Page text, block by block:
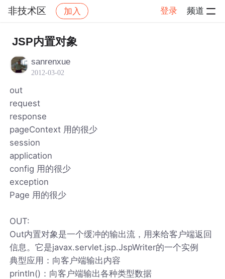
非技术区 加入 登录 频道
社区 非技术区
JSP内置对象
sanrenxue
2012-03-02
out
request
response
pageContext 用的很少
session
application
config 用的很少
exception
Page 用的很少
OUT:
Out内置对象是一个缓冲的输出流，用来给客户端返回
信息。它是javax.servlet.jsp.JspWriter的一个实例
典型应用：向客户端输出内容
println()：向客户端输出各种类型数据